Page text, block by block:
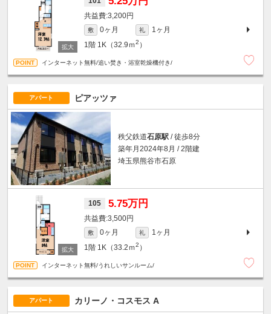
3,200円
敷 0ヶ月 礼
1ヶ月
1階 1K（32.9ｍ2 ）
インターネット無料/追い焚き・浴室乾燥機付き/
アパート ピアッツァ
秩父鉄道石原駅 / 徒歩8分
築年月2024年8月 / 2階建
埼玉県熊谷市石原
105 5.75万円
3,500円
敷 0ヶ月 礼
1ヶ月
1階 1K（33.2ｍ2 ）
インターネット無料/うれしいサンルーム/
アパート カリーノ・コスモス A